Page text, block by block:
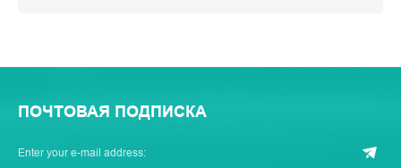
ПОЧТОВАЯ ПОДПИСКА